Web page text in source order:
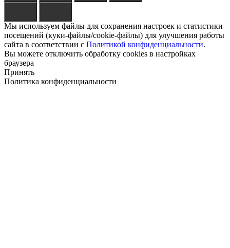
Мы используем файлы для сохранения настроек и статистики
посещений (куки-файлы/cookie-файлы) для улучшения работы
сайта в соответствии с Политикой конфиденциальности.
Вы можете отключить обработку cookies в настройках
браузера
Принять
Политика конфиденциальности